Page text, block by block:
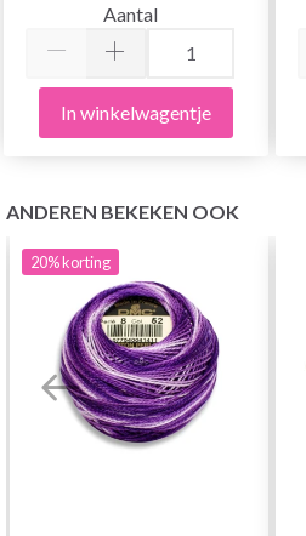
Aantal
In winkelwagentje
ANDEREN BEKEKEN OOK
20%korting